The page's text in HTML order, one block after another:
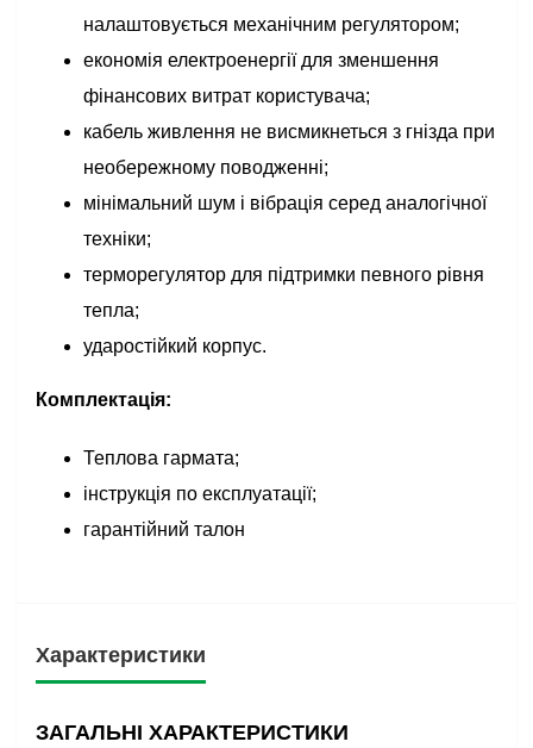
налаштовується механічним регулятором;
економія електроенергії для зменшення
фінансових витрат користувача;
кабель живлення не висмикнеться з гнізда при
необережному поводженні;
мінімальний шум і вібрація серед аналогічної
техніки;
терморегулятор для підтримки певного рівня
тепла;
ударостійкий корпус.
Комплектація:
Теплова гармата;
інструкція по експлуатації;
гарантійний талон
Характеристики
ЗАГАЛЬНІ ХАРАКТЕРИСТИКИ